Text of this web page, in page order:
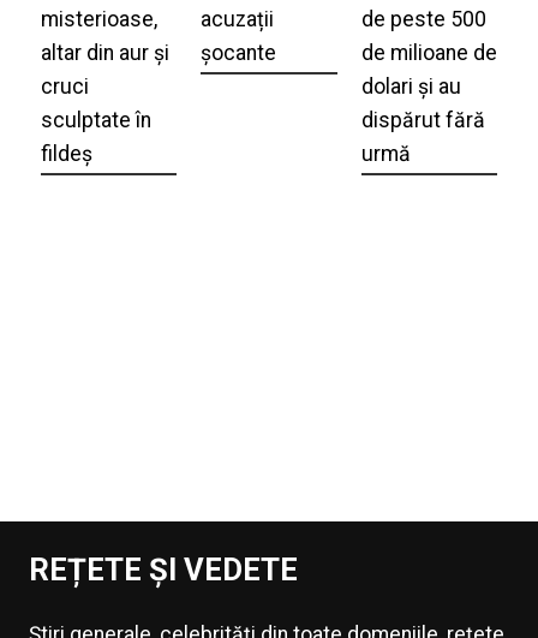
misterioase,
altar din aur și
cruci
sculptate în
fildeș
acuzații
șocante
de peste 500
de milioane de
dolari și au
dispărut fără
urmă
REȚETE ȘI VEDETE